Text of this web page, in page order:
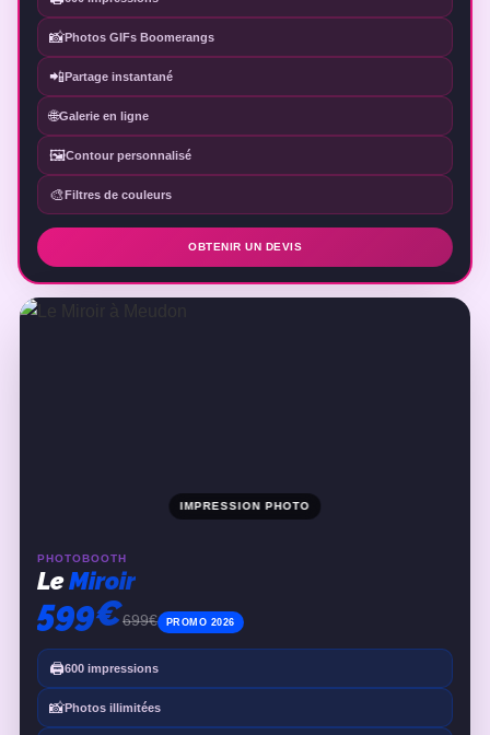
📸Photos GIFs Boomerangs
📲Partage instantané
🌐Galerie en ligne
🖼️Contour personnalisé
🎨Filtres de couleurs
OBTENIR UN DEVIS
IMPRESSION PHOTO
PHOTOBOOTH
LeMiroir
599€699€ PROMO 2026
🖨️600 impressions
📸Photos illimitées